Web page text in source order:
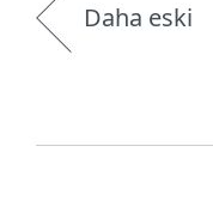
Daha eski